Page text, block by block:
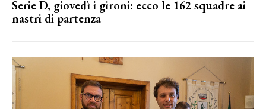
Serie D, giovedì i gironi: ecco le 162 squadre ai
nastri di partenza